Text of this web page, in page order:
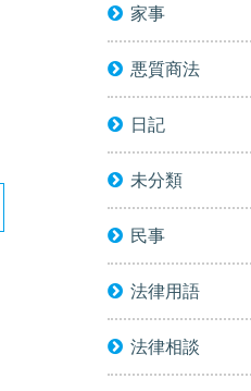
家事
悪質商法
日記
未分類
民事
法律用語
法律相談